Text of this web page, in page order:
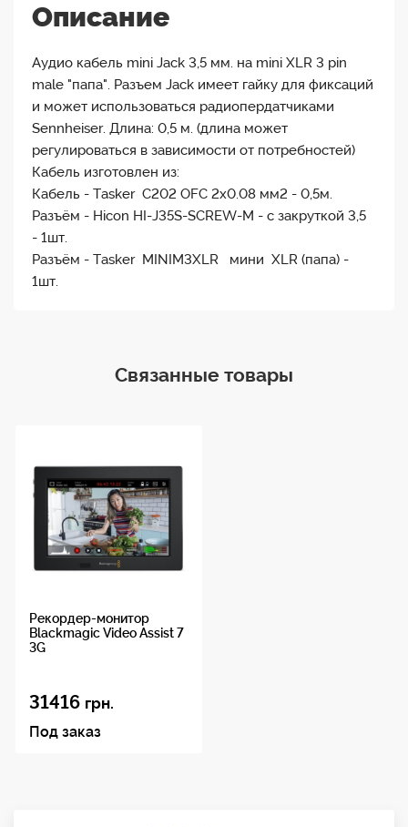
Описание
Аудио кабель mini Jack 3,5 мм. на mini XLR 3 pin
male "папа". Разъем Jack имеет гайку для фиксаций
и может использоваться радиопердатчиками
Sennheiser. Длина: 0,5 м. (длина может
регулироваться в зависимости от потребностей)
Кабель изготовлен из:
Кабель - Tasker C202 OFC 2х0.08 мм2 - 0,5м.
Разъём - Hicon HI-J35S-SCREW-M - с закруткой 3,5
- 1шт.
Разъём - Tasker MINIM3XLR мини XLR (папа) -
1шт.
Связанные товары
Рекордер-монитор
Blackmagic Video Assist 7
3G
31416 грн.
Под заказ